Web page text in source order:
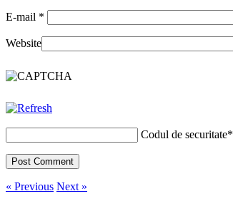
E-mail *
Website
Codul de securitate*
« Previous Next »